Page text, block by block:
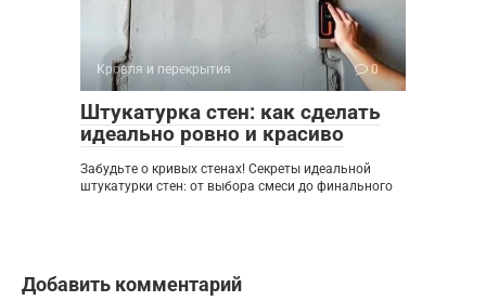
Кровля и перекрытия 0
Штукатурка стен: как сделать
идеально ровно и красиво
Забудьте о кривых стенах! Секреты идеальной
штукатурки стен: от выбора смеси до финального
Добавить комментарий